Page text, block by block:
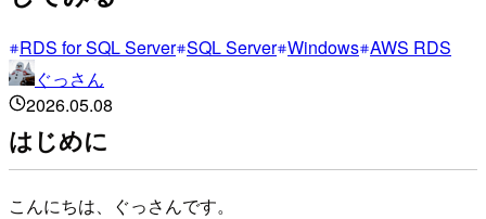
RDS for SQL Server SQL Server Windows AWS RDS
ぐっさん
2026.05.08
はじめに
こんにちは、ぐっさんです。